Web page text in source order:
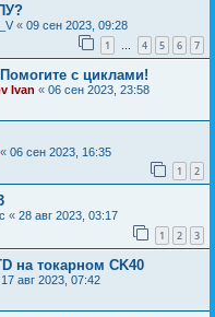
« 09 сен 2023, 09:28
1 … 4 5 6 7
с циклами!
Ivan « 06 сен 2023, 23:58
« 06 сен 2023, 16:35
1 2
« 28 авг 2023, 03:17
1 2 3
на токарном CK40
17 авг 2023, 07:42